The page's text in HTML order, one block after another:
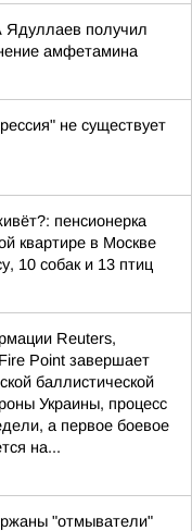
Ядуллаев получил
амфетамина
не существует
пенсионерка
квартире в Москве
10 собак и 13 птиц
Reuters,
Point завершает
баллистической
Украины, процесс
а первое боевое
на...
"отмыватели"